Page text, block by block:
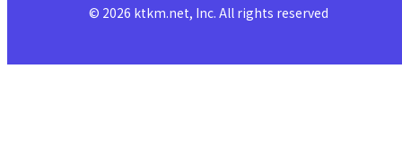
© 2026 ktkm.net, Inc. All rights reserved